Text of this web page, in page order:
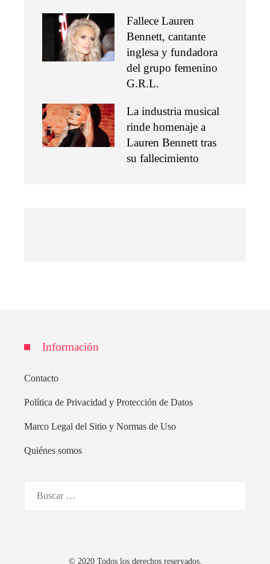
Fallece Lauren
Bennett, cantante
inglesa y fundadora
del grupo femenino
G.R.L.
La industria musical
rinde homenaje a
Lauren Bennett tras
su fallecimiento
Información
Contacto
Política de Privacidad y Protección de Datos
Marco Legal del Sitio y Normas de Uso
Quiénes somos
© 2020 Todos los derechos reservados.